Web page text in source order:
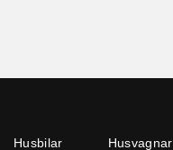
Husbilar Husvagnar